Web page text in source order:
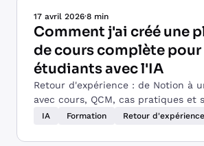
17 avril 2026·8 min
Comment j'ai créé une
de cours complète pour
étudiants avec l'IA
Retour d'expérience : de Notion à
avec cours, QCM, cas pratiques et
progression. 34 chapitres produits
IA Formation Retour d'expérience